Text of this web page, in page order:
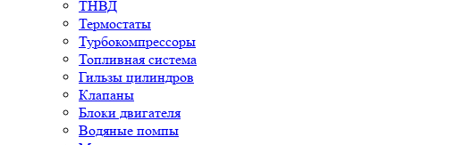
ТНВД
Термостаты
Турбокомпрессоры
Топливная система
Гильзы цилиндров
Клапаны
Блоки двигателя
Водяные помпы